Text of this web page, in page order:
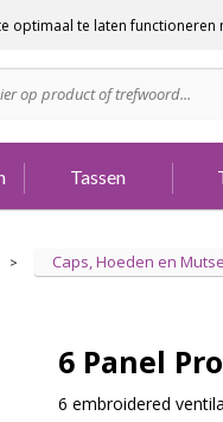
Tassen
> Caps, Hoeden en
6 Panel
6 embroidered
optimaal te laten functioneren